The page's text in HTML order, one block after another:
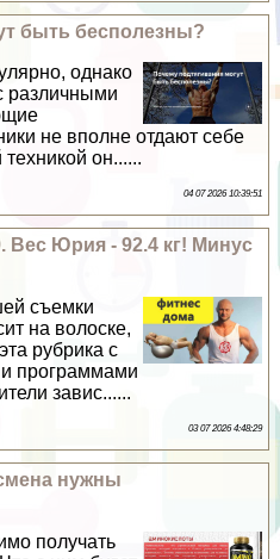
быть бесполезны?
однако
различными
не вполне отдают себе
техникой он......
04 07 2026 10:39:51
Вес Юрия - 92.4 кг! Минус
съемки
на волоске,
рубрика с
программами
завис......
03 07 2026 4:48:29
нужны
получать